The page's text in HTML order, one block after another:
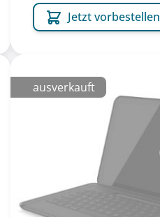
Jetzt vorbestellen
ausverkauft